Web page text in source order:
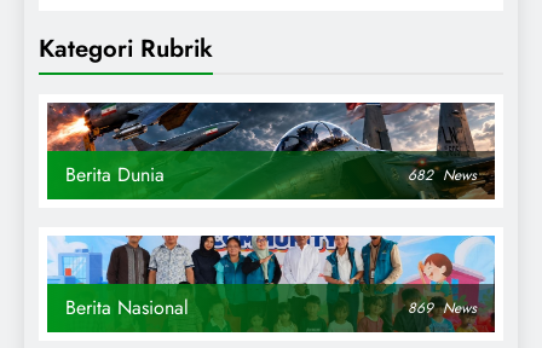
Kategori Rubrik
Berita Dunia 682 News
Berita Nasional 869 News